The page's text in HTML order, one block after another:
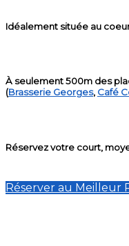
Idéalement située au
À seulement 500m des
(Brasserie Georges, Café
Réservez votre court,
Réserver au Meilleur